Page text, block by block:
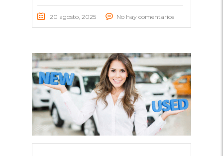
20 agosto, 2025 No hay comentarios